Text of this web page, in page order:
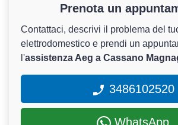
Prenota un
Contattaci, descrivi il problema del
elettrodomestico e prendi un
l'assistenza Aeg a Cassano
3486102520
WhatsApp